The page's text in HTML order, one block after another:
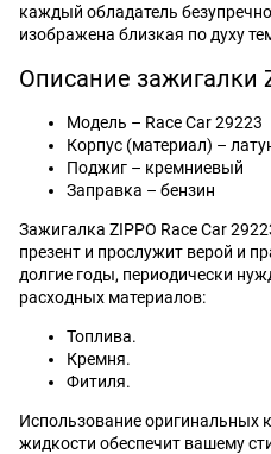
каждый обладатель
изображена близкая по духу
Описание зажигалки
Модель – Race Car 29223
Корпус (материал) –
Поджиг – кремниевый
Заправка – бензин
Зажигалка ZIPPO Race Car
презент и прослужит верой и
долгие годы, периодически
расходных материалов:
Топлива.
Кремня.
Фитиля.
Использование оригинальных
жидкости обеспечит вашему